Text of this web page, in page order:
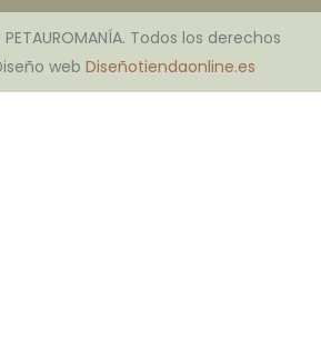
Todos los derechos
web Diseñotiendaonline.es